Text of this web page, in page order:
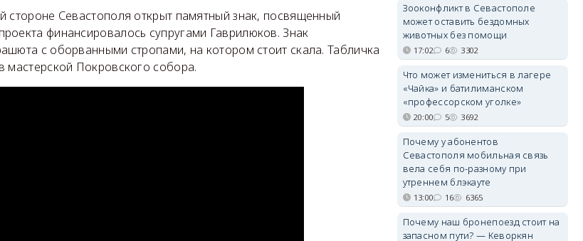
стороне Севастополя открыт памятный знак, посвященный
финансировалось супругами Гаврилюков. Знак
с оборванными стропами, на котором стоит скала. Табличка
мастерской Покровского собора.
Зооконфликт в Севастополе
может оставить бездомных
животных без помощи
17:02 6 3302
Что может измениться в лагере
«Чайка» и батилиманском
«профессорском уголке»
20:00 5 3692
Почему у абонентов
Севастополя мобильная связь
вела себя по-разному при
утреннем блэкауте
13:00 16 6365
Почему наш бронепоезд стоит на
запасном пути? — Кеворкян